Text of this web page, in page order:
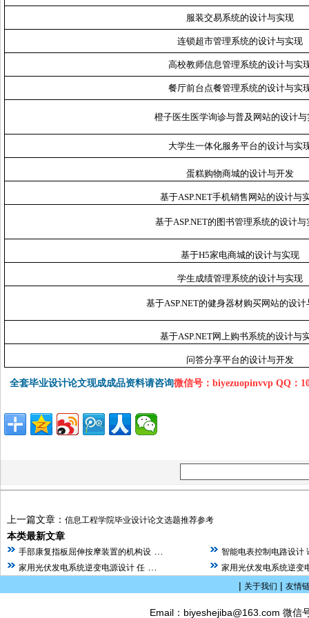
服装交易系统的设计与实现
连锁超市管理系统的设计与实现
高校教师信息管理系统的设计与实
餐厅前台点餐管理系统的设计与实
橙子医生医学询诊与普及网站的设计与
大学生一体化服务平台的设计与实
蛋糕购物商城的设计与开发
基于ASP.NET手机销售网站的设计与
基于ASP.NET的图书管理系统的设计与
基于H5家电商城的设计与实现
学生成绩管理系统的设计与实现
基于ASP.NET的健身器材购买网站的设计
基于ASP.NET网上购书系统的设计与
问答分享平台的设计与开发
全套毕业设计论文现成成品资料请咨询微信号：biyezuopinvvp QQ
上一篇文章： 信息工程学院毕业设计论文选题推荐参考
本类最新文章
手部康复指板屈伸按摩装置的机构设
智能电表控制电路设计
家用光伏发电系统逆变电源设计 任
家用光伏发电系统逆变
| 关于我们 | 友情
Email：biyeshejiba@163.com 微